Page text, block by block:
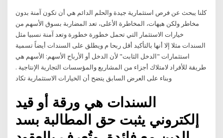
كلنا يبحث عن فرص استثمارية جيدة والحلم الدائم هي أن تكون آمنة بدون
مخاطر ولكن هيهات، المخاطرة الأعلى، تعد المضاربة بسوق الأسهم من
خيارات الاستثمار التي تحمل خطورة خطورة وتعد آمنة نسبيا مثل
السندات مثلا إلا أنها بالتأكيد أقل ربحا م ويطلق على السندات أيضاً تسمية
استثمارات "الدخل الثابت" لأن الدخل أو الأرباح الأسهم: الأسهم هي
طريقة للأفراد لامتلاك أجزاء من المشاريع والمؤسسات التجارية الإنتاجية .
وبناء على العرض السابق يتضح أن الخيارات الاستثمارية تكاد
السندات هي ورقة أو قيد
إلكتروني يثبت حق المطالبة بسد